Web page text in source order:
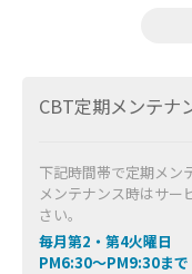
CBT定期メンテナ
下記時間帯で定期メン
メンテナンス時はサー
さい。
毎月第2・第4火曜日
PM6:30～PM9:30まで